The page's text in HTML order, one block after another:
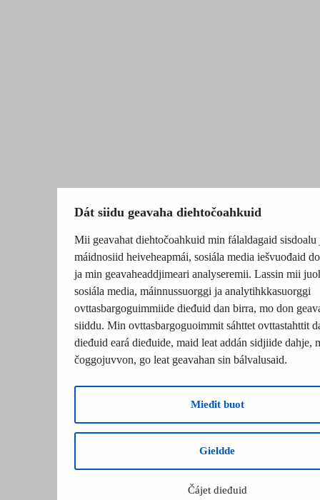
Dát siidu geavaha diehtočoahkuid
Mii geavahat diehtočoahkuid min fálaldagaid sisdoalu
máidnosiid heiveheapmái, sosiála media iešvuođaid
ja min geavaheaddjimeari analyseremii. Lassin mii
sosiála media, máinnussuorggi ja analytihkkasuorggi
ovttasbargoguimmiide dieđuid dan birra, mo don
siiddu. Min ovttasbargoguoimmit sáhttet ovttastahttit
dieđuid eará dieđuide, maid leat addán sidjiide dahje,
čoggojuvvon, go leat geavahan sin bálvalusaid.
Mieđit buot
Gieldde
Čájet dieđuid